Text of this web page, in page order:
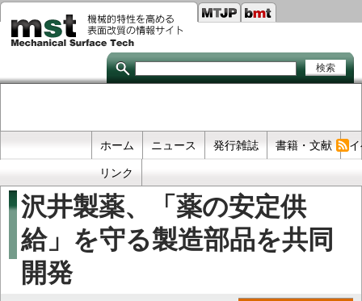
メ
イ
テ
links
ホーム ニュース 発行雑誌 書籍・文献
リンク
沢井製薬、「薬の安定供
給」を守る製造部品を共同
開発